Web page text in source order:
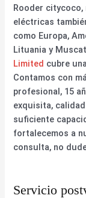
Rooder
eléctricas
como Europa,
Lituania y
Limited cubre
Contamos con
profesional, 15
exquisita,
suficiente
fortalecemos a
consulta, no
Servicio